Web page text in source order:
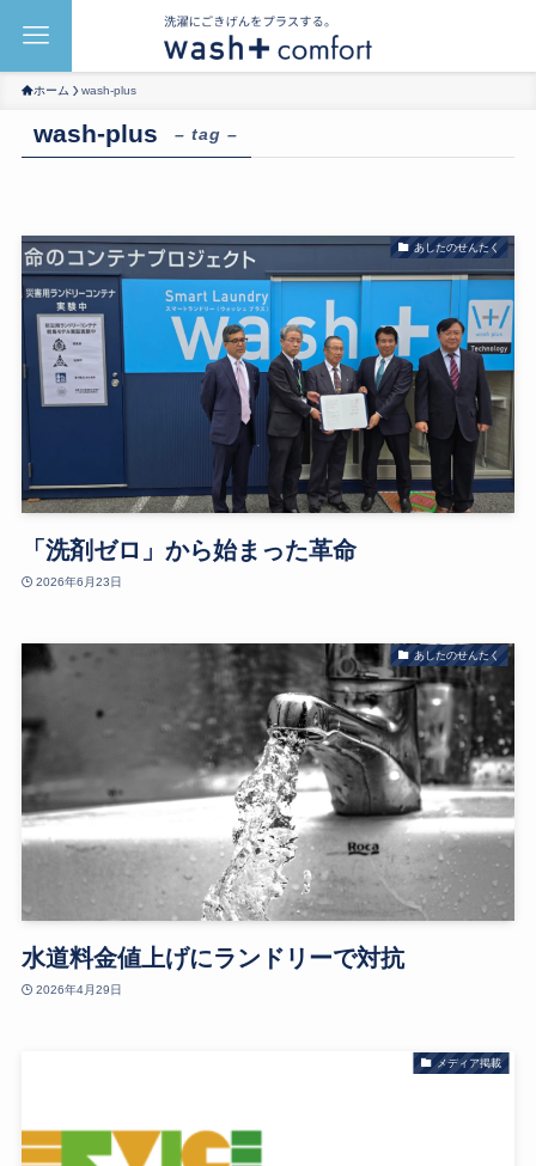
ホーム wash-plus
wash-plus – tag –
あしたのせんたく
「洗剤ゼロ」から始まった革命
2026年6月23日
あしたのせんたく
水道料金値上げにランドリーで対抗
2026年4月29日
メディア掲載